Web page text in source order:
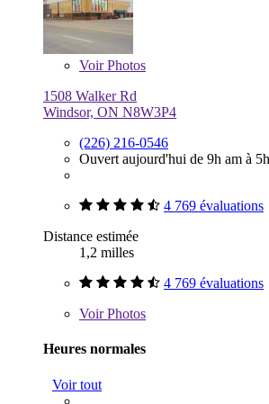
VoirPhotos
1508 Walker Rd
Windsor, ON N8W3P4
(226) 216-0546
Ouvert aujourd'hui de 9h am à
4 769 évaluations
Distance estimée
1,2 milles
4 769 évaluations
VoirPhotos
Heures normales
Voir tout